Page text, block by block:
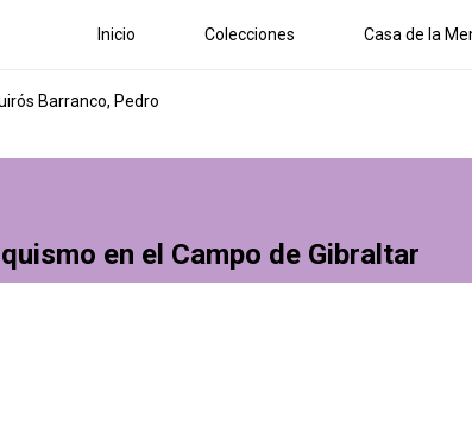
Inicio Colecciones Casa de la
Barranco, Pedro
en el Campo de Gibraltar